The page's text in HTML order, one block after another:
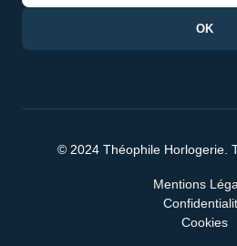
OK
© 2024 Théophile Horlogerie.
Mentions
Cookies